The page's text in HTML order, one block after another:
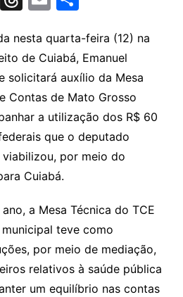
er t
k
e
dI
n
l
gl
Cl
a
s
m
e
a
d
s
ai
l
ar
e
nesta quarta-feira (12) na
de Cuiabá, Emanuel
solicitará auxílio da Mesa
Contas de Mato Grosso
a utilização dos R$ 60
que o deputado
por meio do
Cuiabá.
a Mesa Técnica do TCE
teve como
por meio de mediação,
relativos à saúde pública
um equilíbrio nas contas